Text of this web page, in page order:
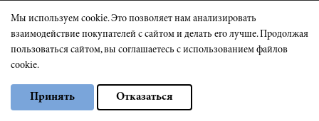
Мы используем cookie. Это позволяет нам анализировать
взаимодействие покупателей с сайтом и делать его лучше. Продолжая
пользоваться сайтом, вы соглашаетесь с использованием файлов
cookie.
Минимальные
Принять Отказаться